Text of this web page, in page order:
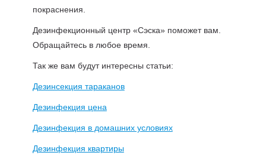
покраснения.
Дезинфекционный центр «Сэска» поможет вам.
Обращайтесь в любое время.
Так же вам будут интересны статьи:
Дезинсекция тараканов
Дезинфекция цена
Дезинфекция в домашних условиях
Дезинфекция квартиры